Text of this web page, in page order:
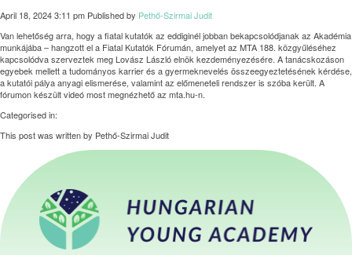
April 18, 2024 3:11 pm Published by Pethő-Szirmai Judit
Van lehetőség arra, hogy a fiatal kutatók az eddiginél jobban bekapcsolódjanak az Akadémia
munkájába – hangzott el a Fiatal Kutatók Fórumán, amelyet az MTA 188. közgyűléséhez
kapcsolódva szerveztek meg Lovász László elnök kezdeményezésére. A tanácskozáson
egyebek mellett a tudományos karrier és a gyermeknevelés összeegyeztetésének kérdése,
a kutatói pálya anyagi elismerése, valamint az előmeneteli rendszer is szóba került. A
fórumon készült videó most megnézhető az mta.hu-n.
Categorised in:
This post was written by Pethő-Szirmai Judit